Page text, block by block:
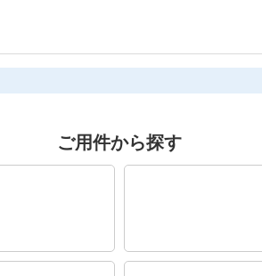
ご用件から探す